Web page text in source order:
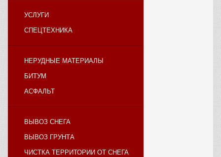
УСЛУГИ
СПЕЦТЕХНИКА
НЕРУДНЫЕ МАТЕРИАЛЫ
БИТУМ
АСФАЛЬТ
ВЫВОЗ СНЕГА
ВЫВОЗ ГРУНТА
ЧИСТКА ТЕРРИТОРИИ ОТ СНЕГА